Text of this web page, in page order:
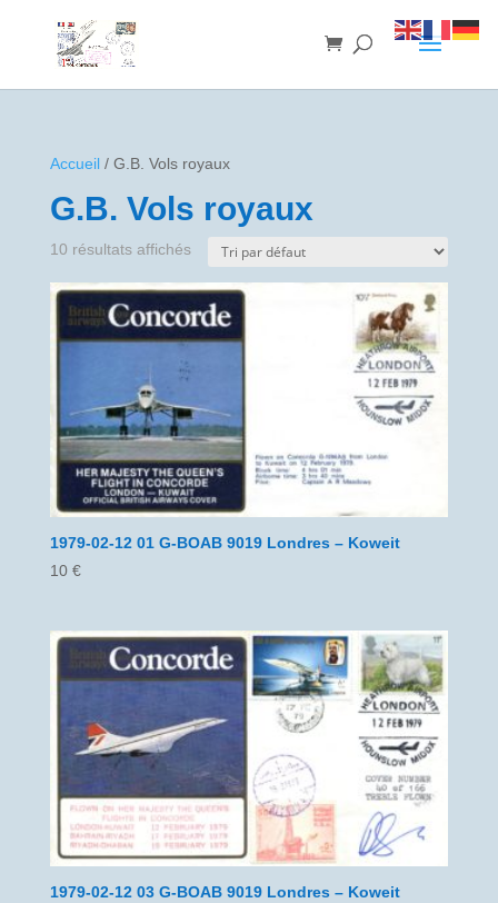
Accueil/ G.B. Vols royaux
G.B. Vols royaux
10 résultats affichés
1979-02-12 01 G-BOAB 9019 Londres – Koweit
10 €
1979-02-12 03 G-BOAB 9019 Londres – Koweit